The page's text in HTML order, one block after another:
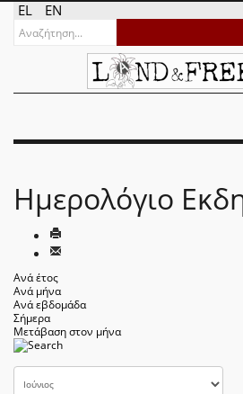
EL EN
Ημερολόγιο
Ανά έτος
Ανά μήνα
Ανά εβδομάδα
Σήμερα
Μετάβαση στον μήνα